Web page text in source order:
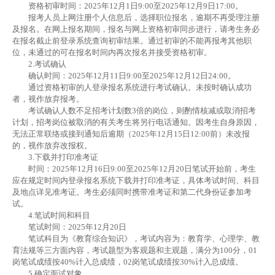
资格初审时间：2025年12月1日9:00至2025年12月9日17:00。
报考人员上网注册个人信息后，选择职位报名，逾期不再受理注册
及报名。在网上报名期间，报名与网上资格初审同步进行，请考生务必
在报名截止前登录系统查询初审结果。通过初审的不能再报考其他职
位，未通过的可在报名时间内再次报名并接受资格初审。
2.考试确认
确认时间：2025年12月11日9:00至2025年12月12日24:00。
通过资格初审的人登录报名系统进行考试确认。未按时确认成功
者，视作放弃报考。
考试确认人数不足招考计划数3倍的岗位，则酌情核减或取消招考
计划，招考岗位被取消的有关考生将另行电话通知。因考生自身原因，
无法正常联络或接到通知后逾期（2025年12月15日12:00前）未改报
的，视作放弃改报权。
3.下载并打印准考证
时间：2025年12月16日9:00至2025年12月20日笔试开始前，考生
应在规定时间内登录报名系统下载并打印准考证，具体考试时间、科目
及地点详见准考证。考生必须同时携带准考证和第二代身份证参加考
试。
4.笔试时间和科目
笔试时间：2025年12月20日
笔试科目为《教育综合知识》，考试内容为：教育学、心理学、教
育法规等三方面内容，考试题型为客观题和主观题，满分为100分，01
岗笔试成绩按40%计入总成绩，02岗笔试成绩按30%计入总成绩。